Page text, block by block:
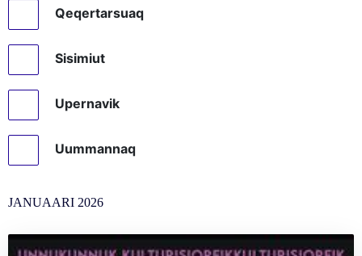
Qeqertarsuaq
Sisimiut
Upernavik
Uummannaq
JANUAARI 2026